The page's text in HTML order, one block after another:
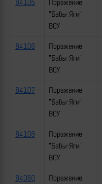
84105
Поражение
"Бабы-Яги"
ВСУ
84106
Поражение
"Бабы-Яги"
ВСУ
84107
Поражение
"Бабы-Яги"
ВСУ
84108
Поражение
"Бабы-Яги"
ВСУ
84060
Поражение